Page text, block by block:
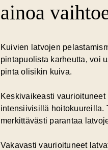
ainoa
Kuivien latvojen
pintapuolista karheutta, voi
pinta olisikin kuiva.
Keskivaikeasti
intensiivisillä hoitokuureilla.
merkittävästi parantaa
Vakavasti vaurioituneet